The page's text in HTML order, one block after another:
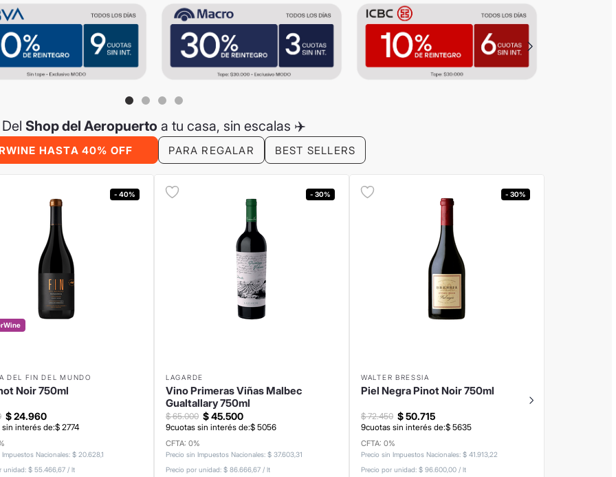
Del Shop del Aeropuerto a tu casa, sin escalas ✈️
HASTA 40% OFF PARA REGALAR BEST SELLERS
- 40%
DEL FIN DEL MUNDO
Noir 750ml
$24.960
sin interés de:$ 2774
Impuestos Nacionales: $ 206281
unidad: $ 55.466,67 / lt
- 30%
LAGARDE
Vino Primeras Viñas Malbec
Gualtallary 750ml
$45.500
$ 65.000
9cuotas sin interés de:$ 5056
CFTA: 0%
Precio sin Impuestos Nacionales: $ 37.60331
Precio por unidad: $ 86.666,67 / lt
- 30%
WALTER BRESSIA
Piel Negra Pinot Noir 750ml
$50.715
$ 72.450
9cuotas sin interés de:$ 5635
CFTA: 0%
Precio sin Impuestos Nacionales: $ 41 91322
Precio por unidad: $ 96.600,00 / lt